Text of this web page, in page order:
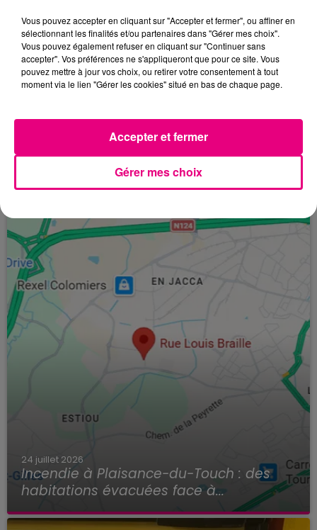
27 mars 2018
BIGFLO & OLI : UNE QUATRIÈME DATE DE
CONCERT À TOULOUSE !
À LA UNE
24 juillet 2026
Incendie à Plaisance-du-Touch : des
habitations évacuées face à...
Vous pouvez accepter en cliquant sur "Accepter et fermer", ou affiner en
sélectionnant les finalités et/ou partenaires dans "Gérer mes choix".
Vous pouvez également refuser en cliquant sur "Continuer sans
accepter". Vos préférences ne s'appliqueront que pour ce site. Vous
pouvez mettre à jour vos choix, ou retirer votre consentement à tout
moment via le lien "Gérer les cookies" situé en bas de chaque page.
Gérer mes choix
Accepter et fermer